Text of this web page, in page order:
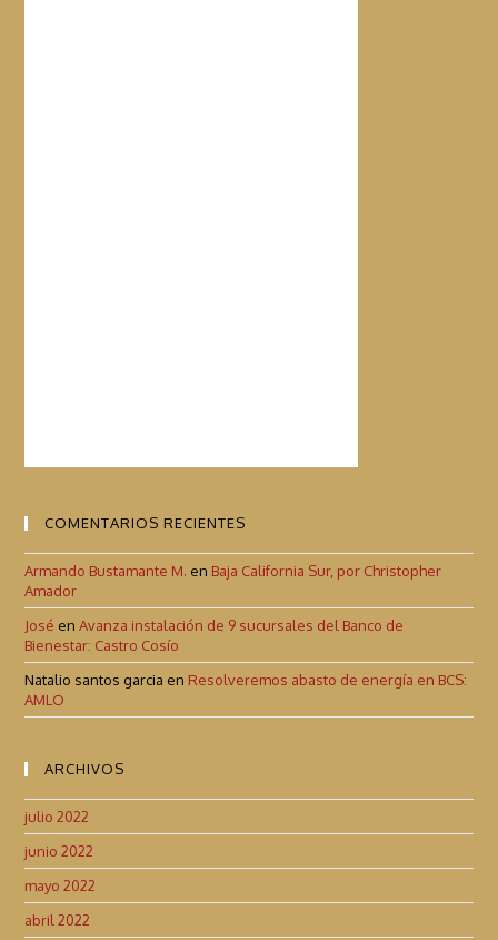
COMENTARIOS RECIENTES
Armando Bustamante M. en Baja California Sur, por Christopher
Amador
José enAvanza instalación de 9 sucursales del Banco de
Bienestar: Castro Cosío
Natalio santos garcia en Resolveremos abasto de energía en BCS:
AMLO
ARCHIVOS
julio 2022
junio 2022
mayo 2022
abril 2022